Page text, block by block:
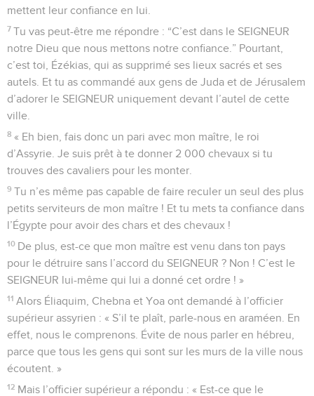
mettent leur confiance en lui.
7 Tu vas peut-être me répondre : “C’est dans le SEIGNEUR
notre Dieu que nous mettons notre confiance.” Pourtant,
c’est toi, Ézékias, qui as supprimé ses lieux sacrés et ses
autels. Et tu as commandé aux gens de Juda et de Jérusalem
d’adorer le SEIGNEUR uniquement devant l’autel de cette
ville.
8 « Eh bien, fais donc un pari avec mon maître, le roi
d’Assyrie. Je suis prêt à te donner 2 000 chevaux si tu
trouves des cavaliers pour les monter.
9 Tu n’es même pas capable de faire reculer un seul des plus
petits serviteurs de mon maître ! Et tu mets ta confiance dans
l’Égypte pour avoir des chars et des chevaux !
10 De plus, est-ce que mon maître est venu dans ton pays
pour le détruire sans l’accord du SEIGNEUR ? Non ! C’est le
SEIGNEUR lui-même qui lui a donné cet ordre ! »
11 Alors Éliaquim, Chebna et Yoa ont demandé à l’officier
supérieur assyrien : « S’il te plaît, parle-nous en araméen. En
effet, nous le comprenons. Évite de nous parler en hébreu,
parce que tous les gens qui sont sur les murs de la ville nous
écoutent. »
12 Mais l’officier supérieur a répondu : « Est-ce que le